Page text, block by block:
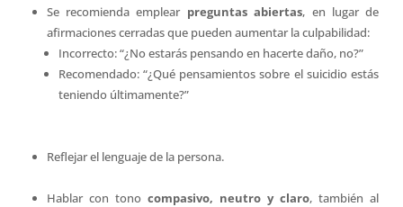
Se recomienda emplear preguntas abiertas, en lugar de
afirmaciones cerradas que pueden aumentar la culpabilidad:
Incorrecto: “¿No estarás pensando en hacerte daño, no?”
Recomendado: “¿Qué pensamientos sobre el suicidio estás
teniendo últimamente?”
Reflejar el lenguaje de la persona.
Hablar con tono compasivo, neutro y claro, también al